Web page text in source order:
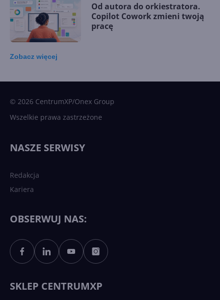
Od autora do orkiestratora.
Copilot Cowork zmieni twoją
pracę
Sztuczna inteligencja po
polsku. Dość barier
Zobacz więcej
© 2026 CentrumXP/Onex Group
Wszelkie prawa zastrzeżone
NASZE SERWISY
Redakcja
Kariera
OBSERWUJ NAS:
SKLEP CENTRUMXP